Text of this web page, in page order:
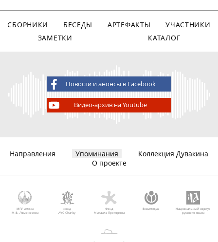
СБОРНИКИ БЕСЕДЫ АРТЕФАКТЫ
УЧАСТНИКИ
ЗАМЕТКИ
КАТАЛОГ
Новости и анонсы в Facebook
Видео-архив на Youtube
Направления Упоминания
Коллекция Дувакина
О проекте
МГУ имени
М.В. Ломоносова
Фонд
AVC Charity
Фонд
Михаила Прохорова
Викимедиа
Национальный корпус
русского языка